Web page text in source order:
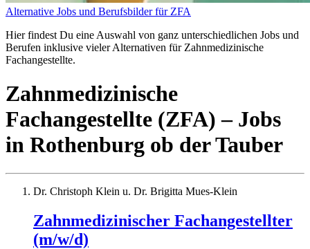
Alternative Jobs und Berufsbilder für ZFA
Hier findest Du eine Auswahl von ganz unterschiedlichen Jobs und
Berufen inklusive vieler Alternativen für Zahnmedizinische
Fachangestellte.
Zahnmedizinische
Fachangestellte (ZFA) – Jobs
in Rothenburg ob der Tauber
Dr. Christoph Klein u. Dr. Brigitta Mues-Klein
Zahnmedizinischer Fachangestellter
(m/w/d)